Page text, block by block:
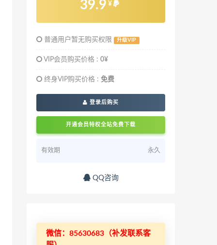
39.9 ¥
普通用户暂无购买权限 升级VIP
VIP会员购买价格 : 0¥
终身VIP购买价格 : 免费
登录后购买
开通会员特权全站免费下载
有效期 永久
QQ咨询
微信：85630683（补发联系客